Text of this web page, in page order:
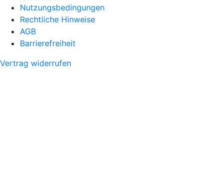
Nutzungsbedingungen
Rechtliche Hinweise
AGB
Barrierefreiheit
Vertrag widerrufen